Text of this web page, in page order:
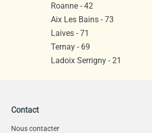
Roanne - 42
Aix Les Bains - 73
Laives - 71
Ternay - 69
Ladoix Serrigny - 21
Contact
Nous contacter